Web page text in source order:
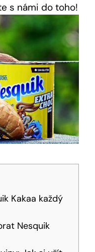
s námi do toho!
Kakaa každý
Nesquik